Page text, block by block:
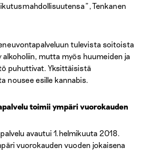
Tenkanen
tulevista soitoista
mutta myös huumeiden ja
puhuttivat. Yksittäisistä
nousee esille kannabis.
toimii ympäri vuorokauden
avautui 1.helmikuuta 2018.
vuorokauden vuoden jokaisena